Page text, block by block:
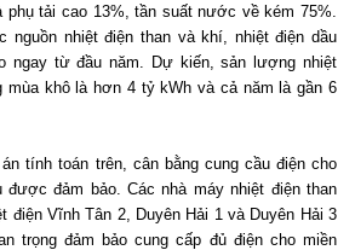
phụ tải cao 13%, tần suất nước về kém 75%.
nguồn nhiệt điện than và khí, nhiệt điện dầu
ngay từ đầu năm. Dự kiến, sản lượng nhiệt
mùa khô là hơn 4 tỷ kWh và cả năm là gần 6
tính toán trên, cân bằng cung cầu điện cho
đảm bảo. Các nhà máy nhiệt điện than
điện Vĩnh Tân 2, Duyên Hải 1 và Duyên Hải 3
trọng đảm bảo cung cấp đủ điện cho miền